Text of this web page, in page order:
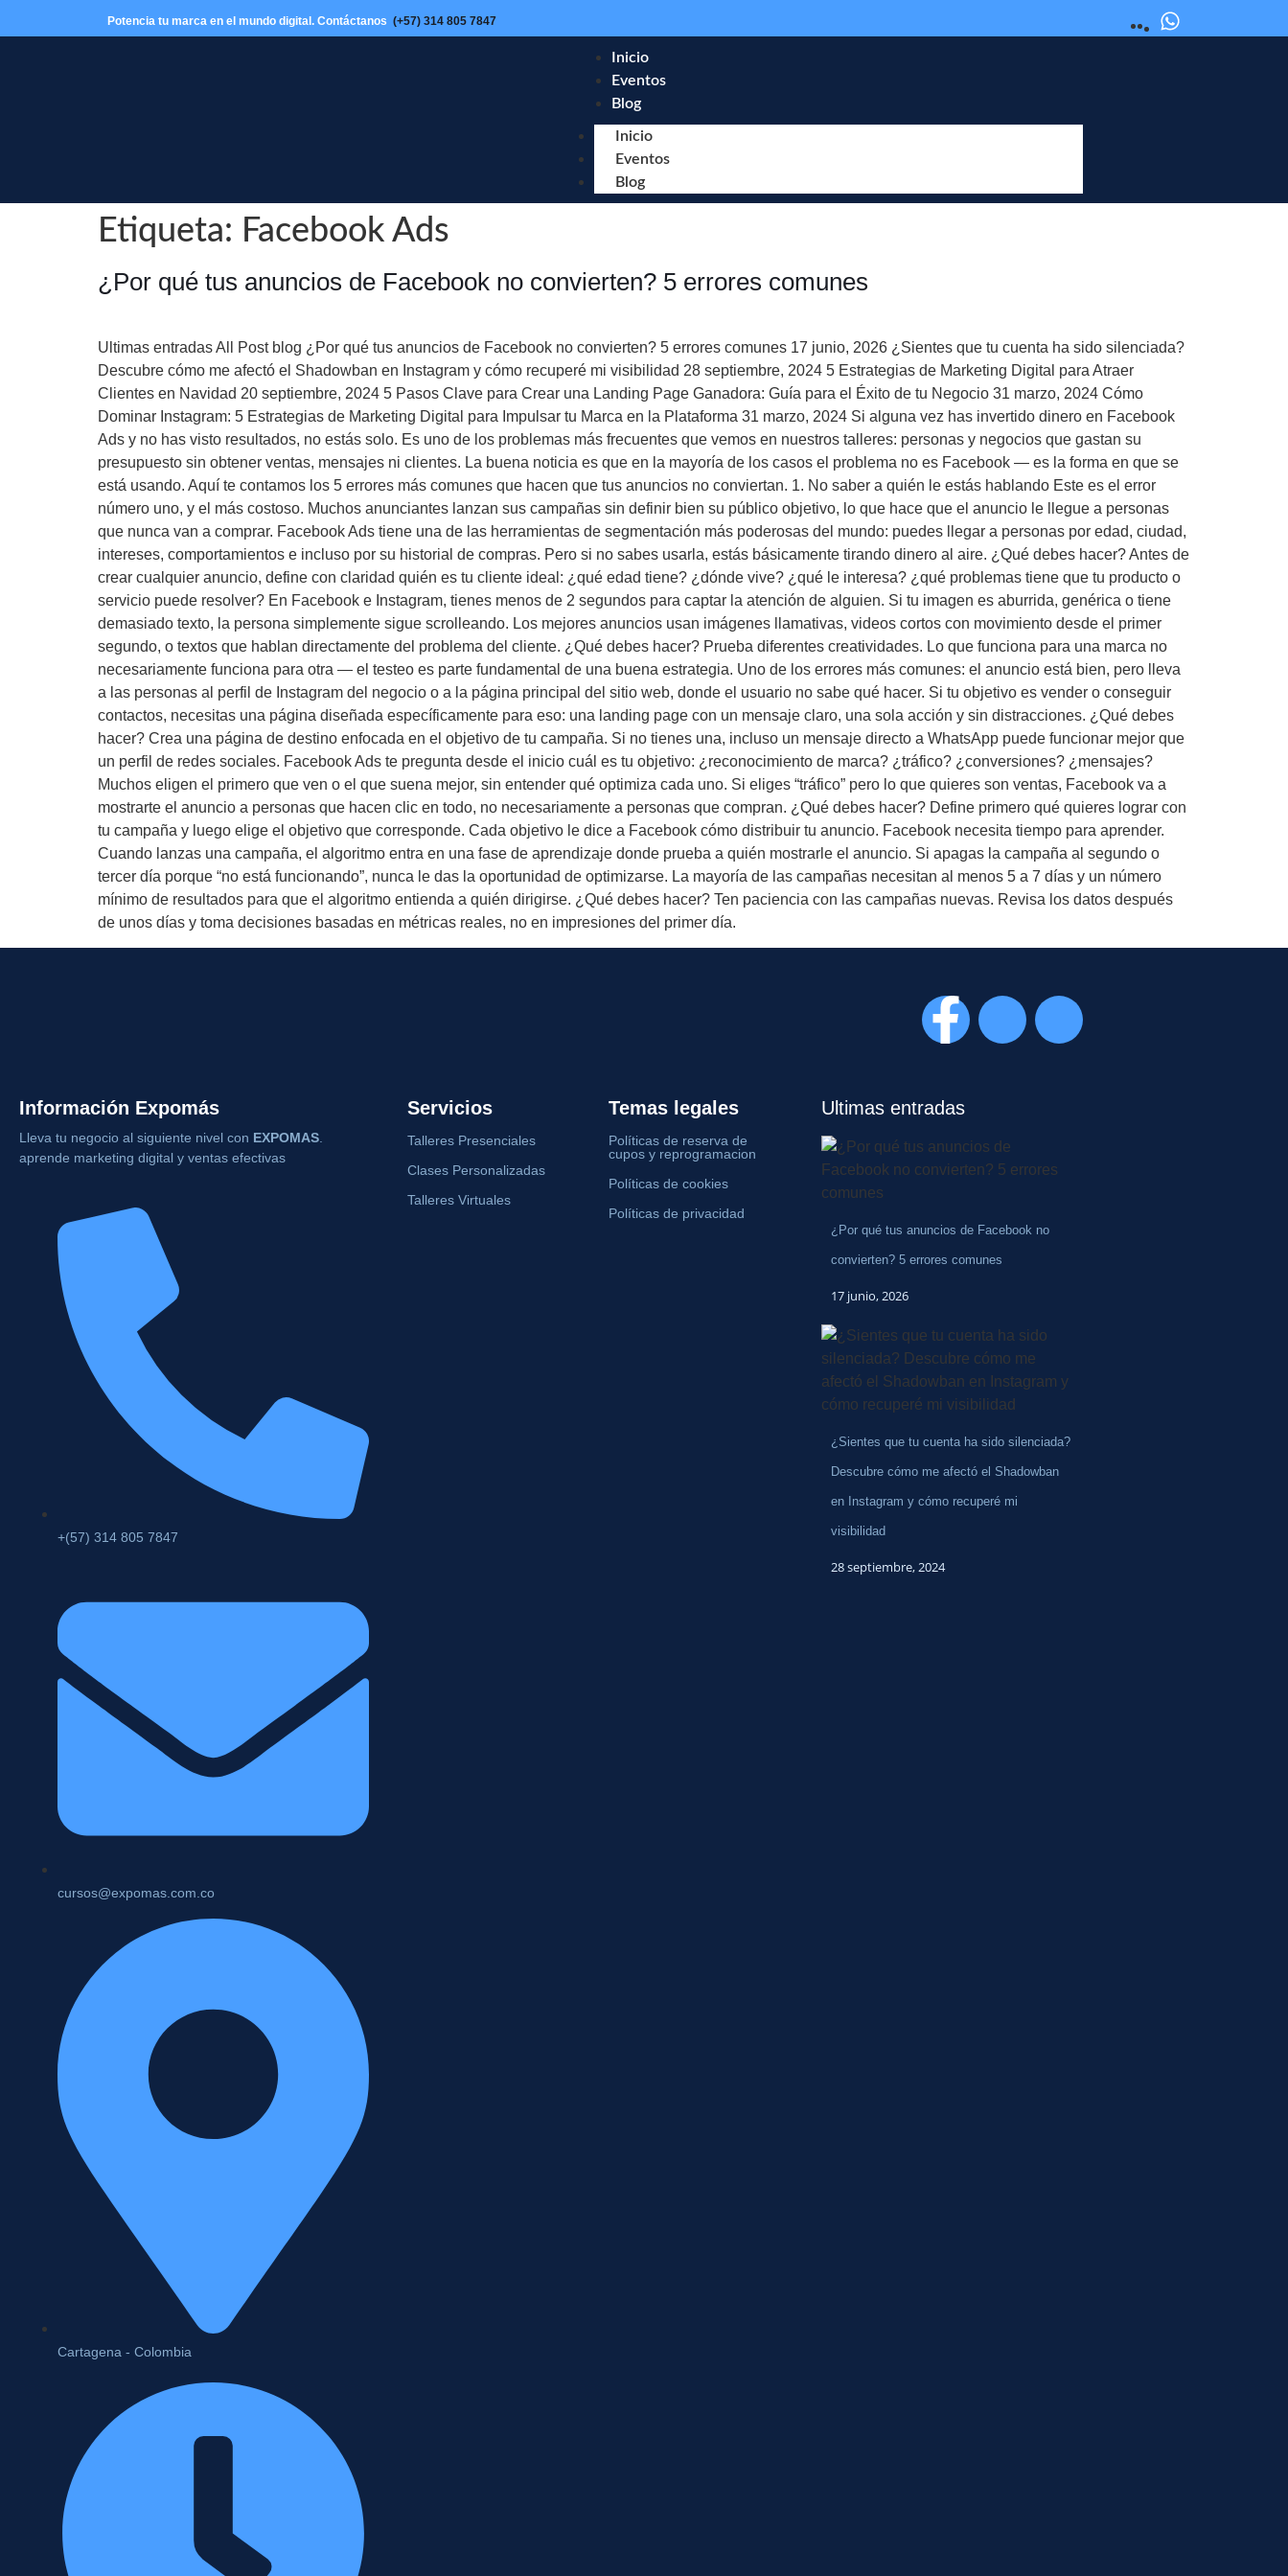
Potencia tu marca en el mundo digital. Contáctanos (+57) 314 805 7847
Inicio
Eventos
Blog
Inicio
Eventos
Blog
Etiqueta: Facebook Ads
¿Por qué tus anuncios de Facebook no convierten? 5 errores comunes
Ultimas entradas All Post blog ¿Por qué tus anuncios de Facebook no convierten? 5 errores comunes 17 junio, 2026 ¿Sientes que tu cuenta ha sido silenciada?
Descubre cómo me afectó el Shadowban en Instagram y cómo recuperé mi visibilidad 28 septiembre, 2024 5 Estrategias de Marketing Digital para Atraer
Clientes en Navidad 20 septiembre, 2024 5 Pasos Clave para Crear una Landing Page Ganadora: Guía para el Éxito de tu Negocio 31 marzo, 2024 Cómo
Dominar Instagram: 5 Estrategias de Marketing Digital para Impulsar tu Marca en la Plataforma 31 marzo, 2024 Si alguna vez has invertido dinero en Facebook
Ads y no has visto resultados, no estás solo. Es uno de los problemas más frecuentes que vemos en nuestros talleres: personas y negocios que gastan su
presupuesto sin obtener ventas, mensajes ni clientes. La buena noticia es que en la mayoría de los casos el problema no es Facebook — es la forma en que se
está usando. Aquí te contamos los 5 errores más comunes que hacen que tus anuncios no conviertan. 1. No saber a quién le estás hablando Este es el error
número uno, y el más costoso. Muchos anunciantes lanzan sus campañas sin definir bien su público objetivo, lo que hace que el anuncio le llegue a personas
que nunca van a comprar. Facebook Ads tiene una de las herramientas de segmentación más poderosas del mundo: puedes llegar a personas por edad, ciudad,
intereses, comportamientos e incluso por su historial de compras. Pero si no sabes usarla, estás básicamente tirando dinero al aire. ¿Qué debes hacer? Antes de
crear cualquier anuncio, define con claridad quién es tu cliente ideal: ¿qué edad tiene? ¿dónde vive? ¿qué le interesa? ¿qué problemas tiene que tu producto o
servicio puede resolver? En Facebook e Instagram, tienes menos de 2 segundos para captar la atención de alguien. Si tu imagen es aburrida, genérica o tiene
demasiado texto, la persona simplemente sigue scrolleando. Los mejores anuncios usan imágenes llamativas, videos cortos con movimiento desde el primer
segundo, o textos que hablan directamente del problema del cliente. ¿Qué debes hacer? Prueba diferentes creatividades. Lo que funciona para una marca no
necesariamente funciona para otra — el testeo es parte fundamental de una buena estrategia. Uno de los errores más comunes: el anuncio está bien, pero lleva
a las personas al perfil de Instagram del negocio o a la página principal del sitio web, donde el usuario no sabe qué hacer. Si tu objetivo es vender o conseguir
contactos, necesitas una página diseñada específicamente para eso: una landing page con un mensaje claro, una sola acción y sin distracciones. ¿Qué debes
hacer? Crea una página de destino enfocada en el objetivo de tu campaña. Si no tienes una, incluso un mensaje directo a WhatsApp puede funcionar mejor que
un perfil de redes sociales. Facebook Ads te pregunta desde el inicio cuál es tu objetivo: ¿reconocimiento de marca? ¿tráfico? ¿conversiones? ¿mensajes?
Muchos eligen el primero que ven o el que suena mejor, sin entender qué optimiza cada uno. Si eliges “tráfico” pero lo que quieres son ventas, Facebook va a
mostrarte el anuncio a personas que hacen clic en todo, no necesariamente a personas que compran. ¿Qué debes hacer? Define primero qué quieres lograr con
tu campaña y luego elige el objetivo que corresponde. Cada objetivo le dice a Facebook cómo distribuir tu anuncio. Facebook necesita tiempo para aprender.
Cuando lanzas una campaña, el algoritmo entra en una fase de aprendizaje donde prueba a quién mostrarle el anuncio. Si apagas la campaña al segundo o
tercer día porque “no está funcionando”, nunca le das la oportunidad de optimizarse. La mayoría de las campañas necesitan al menos 5 a 7 días y un número
mínimo de resultados para que el algoritmo entienda a quién dirigirse. ¿Qué debes hacer? Ten paciencia con las campañas nuevas. Revisa los datos después
de unos días y toma decisiones basadas en métricas reales, no en impresiones del primer día.
Información Expomás
Lleva tu negocio al siguiente nivel con EXPOMAS.
aprende marketing digital y ventas efectivas
+(57) 314 805 7847
cursos@expomas.com.co
Cartagena - Colombia
Servicios
Talleres Presenciales
Clases Personalizadas
Talleres Virtuales
Temas legales
Políticas de reserva de
cupos y reprogramacion
Políticas de cookies
Políticas de privacidad
Ultimas entradas
¿Por qué tus anuncios de Facebook no
convierten? 5 errores comunes
17 junio, 2026
¿Sientes que tu cuenta ha sido silenciada?
Descubre cómo me afectó el Shadowban
en Instagram y cómo recuperé mi
visibilidad
28 septiembre, 2024